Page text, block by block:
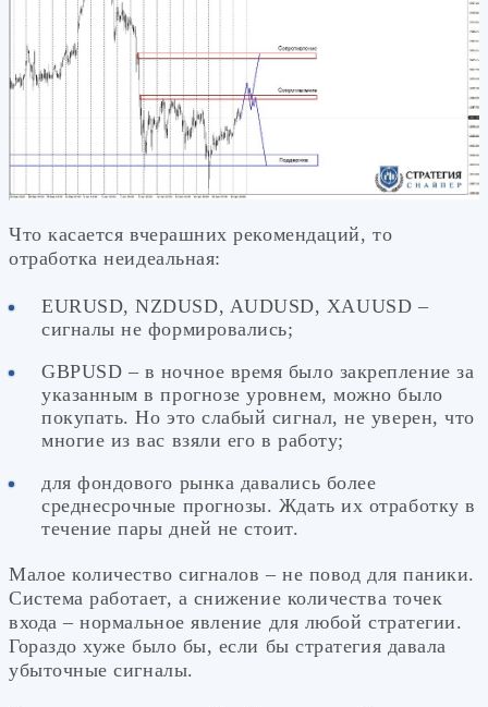
Что касается вчерашних рекомендаций, то
отработка неидеальная:
EURUSD, NZDUSD, AUDUSD, XAUUSD –
сигналы не формировались;
GBPUSD – в ночное время было закрепление за
указанным в прогнозе уровнем, можно было
покупать. Но это слабый сигнал, не уверен, что
многие из вас взяли его в работу;
для фондового рынка давались более
среднесрочные прогнозы. Ждать их отработку в
течение пары дней не стоит.
Малое количество сигналов – не повод для паники.
Система работает, а снижение количества точек
входа – нормальное явление для любой стратегии.
Гораздо хуже было бы, если бы стратегия давала
убыточные сигналы.